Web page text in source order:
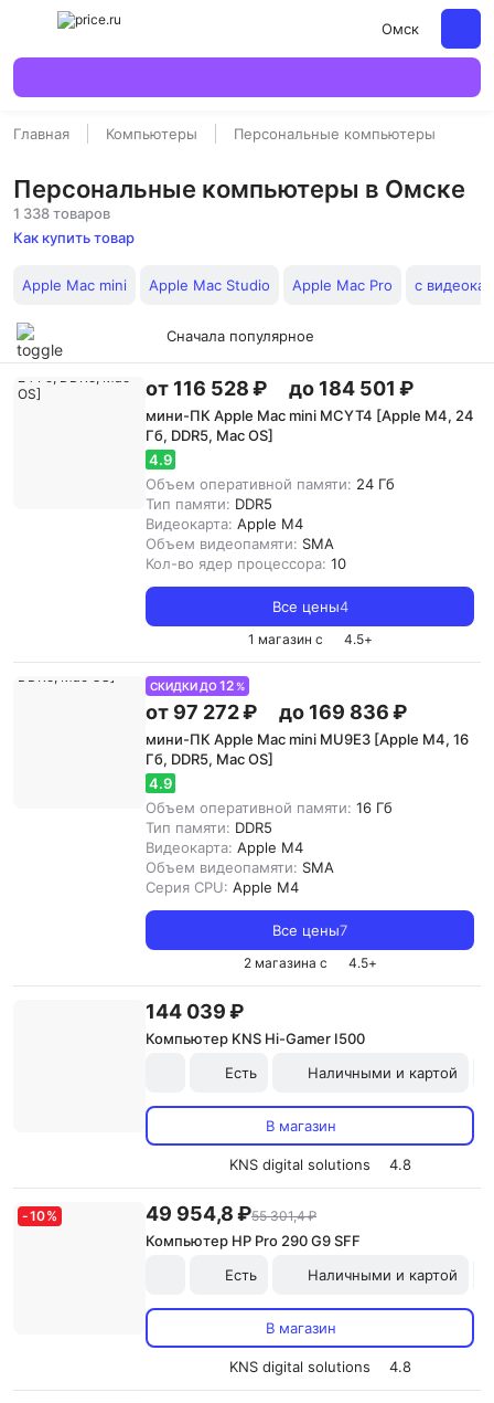
Омск
Главная Компьютеры Персональные компьютеры
Персональные компьютеры в Омске
1 338 товаров
Как купить товар
Apple Mac mini Apple Mac Studio Apple Mac Pro с
Сначала популярное
от 116 528 ₽ до 184 501 ₽
мини-ПК Apple Mac mini MCYT4 [Apple M4, 24
Гб, DDR5, Mac OS]
4.9
Объем оперативной памяти: 24 Гб
Тип памяти: DDR5
Видеокарта: Apple M4
Объем видеопамяти: SMA
Кол-во ядер процессора: 10
Все цены4
1 магазин с 4.5+
СКИДКИ ДО12 %
от 97 272 ₽ до 169 836 ₽
мини-ПК Apple Mac mini MU9E3 [Apple M4, 16
Гб, DDR5, Mac OS]
4.9
Объем оперативной памяти: 16 Гб
Тип памяти: DDR5
Видеокарта: Apple M4
Объем видеопамяти: SMA
Серия CPU: Apple M4
Все цены7
2 магазина с 4.5+
144 039 ₽
Компьютер KNS Hi-Gamer I500
Есть
Наличными и картой
В магазин
KNS digital solutions 4.8
-10% 49 954,8 ₽55 301,4 ₽
Компьютер HP Pro 290 G9 SFF
Есть
Наличными и картой
В магазин
KNS digital solutions 4.8